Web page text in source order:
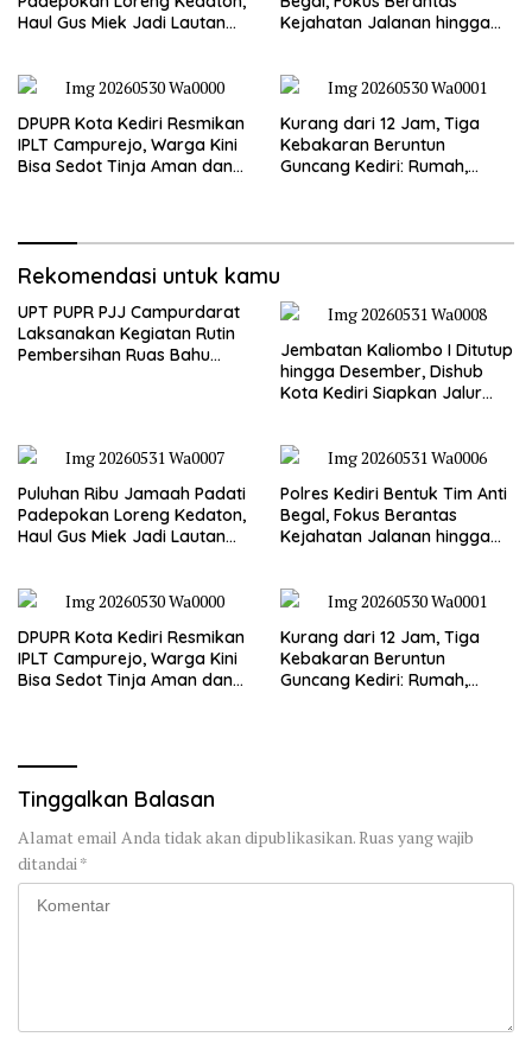
Haul Gus Miek Jadi Lautan
Kejahatan Jalanan hingga
DPUPR Kota Kediri Resmikan
IPLT Campurejo, Warga Kini
Bisa Sedot Tinja Aman dan
Kurang dari 12 Jam, Tiga
Kebakaran Beruntun
Guncang Kediri: Rumah,
Rekomendasi untuk kamu
UPT PUPR PJJ Campurdarat
Laksanakan Kegiatan Rutin
Pembersihan Ruas Bahu
Jembatan Kaliombo I Ditutup
hingga Desember, Dishub
Kota Kediri Siapkan Jalur
Puluhan Ribu Jamaah Padati
Padepokan Loreng Kedaton,
Haul Gus Miek Jadi Lautan
Polres Kediri Bentuk Tim Anti
Begal, Fokus Berantas
Kejahatan Jalanan hingga
DPUPR Kota Kediri Resmikan
IPLT Campurejo, Warga Kini
Bisa Sedot Tinja Aman dan
Kurang dari 12 Jam, Tiga
Kebakaran Beruntun
Guncang Kediri: Rumah,
Tinggalkan Balasan
Alamat email Anda tidak akan dipublikasikan.Ruas yang wajib
ditandai *